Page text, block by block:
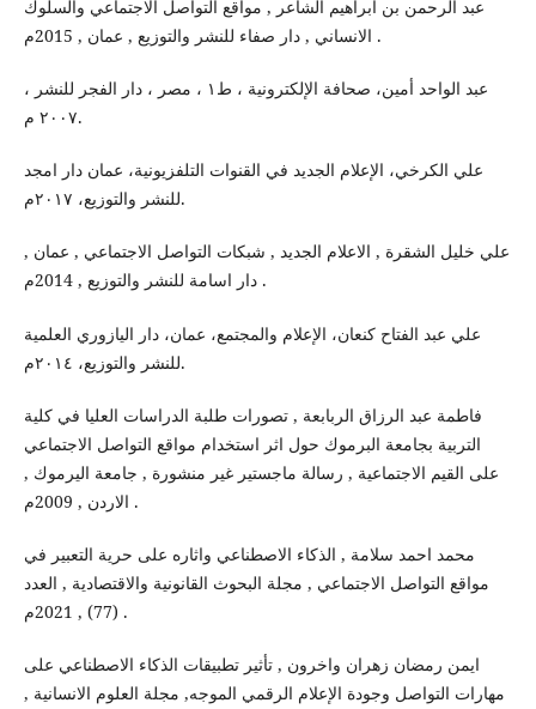
عبد الرحمن بن ابراهيم الشاعر , مواقع التواصل الاجتماعي والسلوك
الانساني , دار صفاء للنشر والتوزيع , عمان , 2015م .
عبد الواحد أمين، صحافة الإلكترونية ، ط١ ، مصر ، دار الفجر للنشر ،
٢٠٠٧ م.
علي الكرخي، الإعلام الجديد في القنوات التلفزيونية، عمان دار امجد
للنشر والتوزيع، ٢٠١٧م.
علي خليل الشقرة , الاعلام الجديد , شبكات التواصل الاجتماعي , عمان ,
دار اسامة للنشر والتوزيع , 2014م .
علي عبد الفتاح كنعان، الإعلام والمجتمع، عمان، دار اليازوري العلمية
للنشر والتوزيع، ٢٠١٤م.
فاطمة عبد الرزاق الربابعة , تصورات طلبة الدراسات العليا في كلية
التربية بجامعة البرموك حول اثر استخدام مواقع التواصل الاجتماعي
على القيم الاجتماعية , رسالة ماجستير غير منشورة , جامعة اليرموك ,
الاردن , 2009م .
محمد احمد سلامة , الذكاء الاصطناعي واثاره على حرية التعبير في
مواقع التواصل الاجتماعي , مجلة البحوث القانونية والاقتصادية , العدد
(77) , 2021م .
ايمن رمضان زهران واخرون , تأثير تطبيقات الذكاء الاصطناعي على
مهارات التواصل وجودة الإعلام الرقمي الموجه, مجلة العلوم الانسانية ,